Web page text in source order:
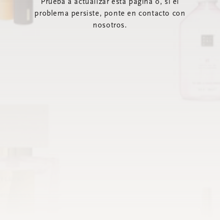
Prueba a actualizar esta página o, si el
problema persiste, ponte en contacto con
nosotros.